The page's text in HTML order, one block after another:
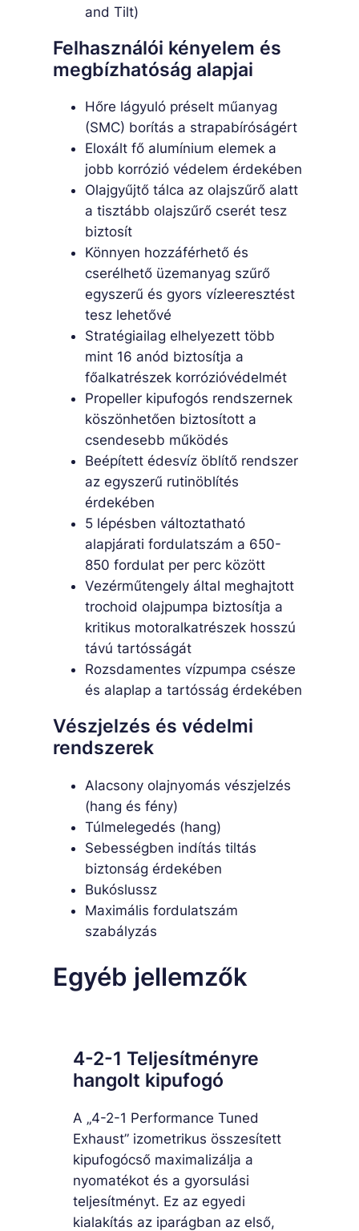
and Tilt)
Felhasználói kényelem és
megbízhatóság alapjai
Hőre lágyuló préselt műanyag
(SMC) borítás a strapabíróságért
Eloxált fő alumínium elemek a
jobb korrózió védelem érdekében
Olajgyűjtő tálca az olajszűrő alatt
a tisztább olajszűrő cserét tesz
biztosít
Könnyen hozzáférhető és
cserélhető üzemanyag szűrő
egyszerű és gyors vízleeresztést
tesz lehetővé
Stratégiailag elhelyezett több
mint 16 anód biztosítja a
főalkatrészek korrózióvédelmét
Propeller kipufogós rendszernek
köszönhetően biztosított a
csendesebb működés
Beépített édesvíz öblítő rendszer
az egyszerű rutinöblítés
érdekében
5 lépésben változtatható
alapjárati fordulatszám a 650-
850 fordulat per perc között
Vezérműtengely által meghajtott
trochoid olajpumpa biztosítja a
kritikus motoralkatrészek hosszú
távú tartósságát
Rozsdamentes vízpumpa csésze
és alaplap a tartósság érdekében
Vészjelzés és védelmi
rendszerek
Alacsony olajnyomás vészjelzés
(hang és fény)
Túlmelegedés (hang)
Sebességben indítás tiltás
biztonság érdekében
Bukóslussz
Maximális fordulatszám
szabályzás
Egyéb jellemzők
4-2-1 Teljesítményre
hangolt kipufogó
A „4-2-1 Performance Tuned
Exhaust” izometrikus összesített
kipufogócső maximalizálja a
nyomatékot és a gyorsulási
teljesítményt. Ez az egyedi
kialakítás az iparágban az első,